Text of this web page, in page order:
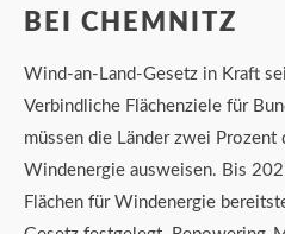
BEI CHEMNITZ
Wind-an-Land-Gesetz in Kraft
Verbindliche Flächenziele für
müssen die Länder zwei Prozent
Windenergie ausweisen. Bis
Flächen für Windenergie